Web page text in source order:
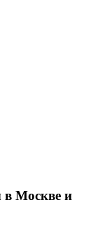
в Москве и